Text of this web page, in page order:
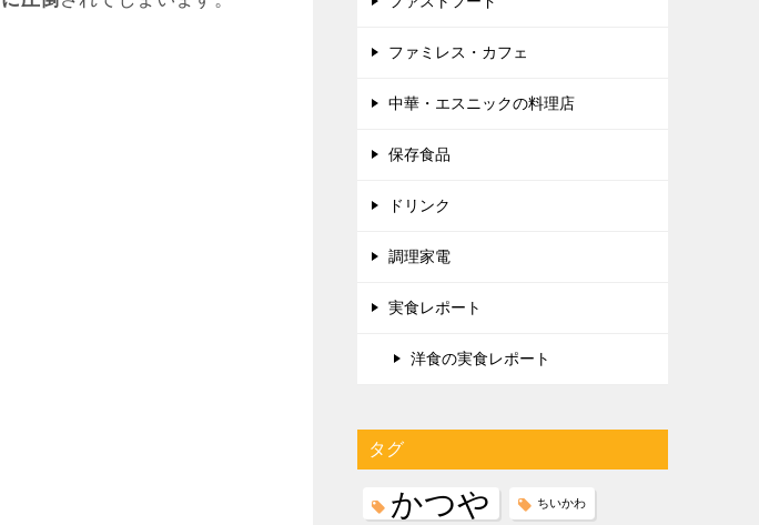
ってくれると嬉しいです。
カテゴリー
スイーツ・パン
アイス
お菓子
スイーツ
パン
麺料理の店